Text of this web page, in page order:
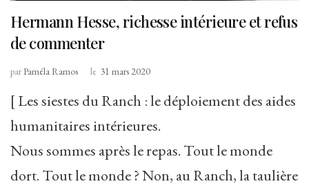
Hermann Hesse, richesse intérieure et refus
de commenter
parPaméla Ramos le 31 mars 2020
[ Les siestes du Ranch : le déploiement des aides
humanitaires intérieures.
Nous sommes après le repas. Tout le monde
dort. Tout le monde ? Non, au Ranch, la taulière